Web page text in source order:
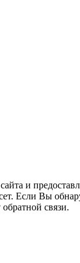
и
Если Вы
связи.